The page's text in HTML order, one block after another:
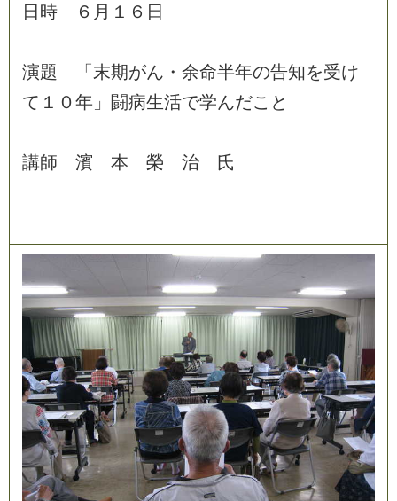
日 時 ６ 月 １ ６ 日
演題 「 末期がん ・ 余命半年の告知を受け
て １ ０年 」 闘病生活で学んだこ と
講師 濱 本 榮 治 氏